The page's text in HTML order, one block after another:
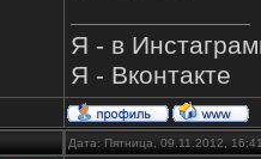
Я - в
Я - Вконтакте
Дата: Пятница, 09.11.2012,